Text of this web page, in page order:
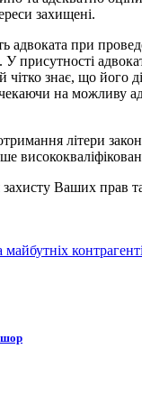
захищені.
при
присутності
знає, що його
на можливу
літери
Ваших прав